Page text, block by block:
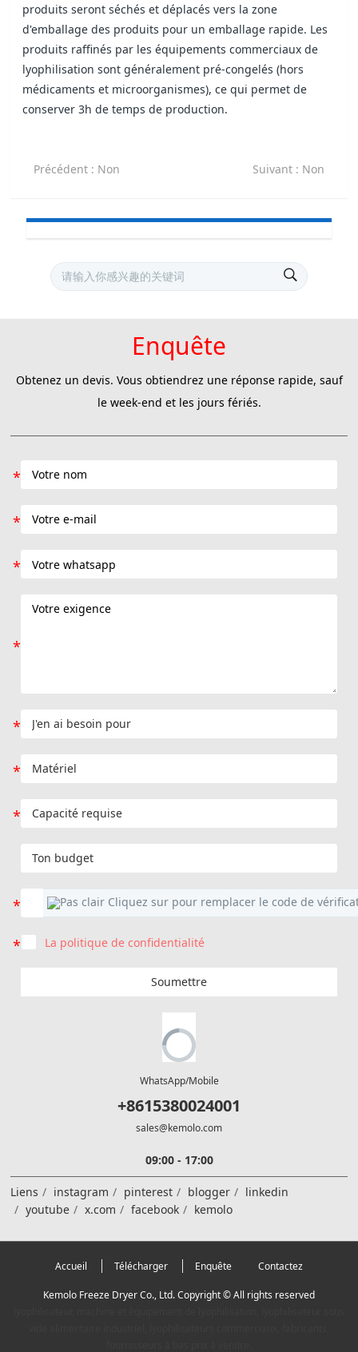
produits seront séchés et déplacés vers la zone
d'emballage des produits pour un emballage rapide. Les
produits raffinés par les équipements commerciaux de
lyophilisation sont généralement pré-congelés (hors
médicaments et microorganismes), ce qui permet de
conserver 3h de temps de production.
Précédent : Non Suivant : Non
Enquête
Obtenez un devis. Vous obtiendrez une réponse rapide, sauf
le week-end et les jours fériés.
La politique de confidentialité
Soumettre
WhatsApp/Mobile
+8615380024001
sales@kemolo.com
09:00 - 17:00
Liens instagram pinterest blogger
linkedin
youtube
x.com facebook kemolo
Accueil Télécharger Enquête Contactez
Kemolo Freeze Dryer Co., Ltd. Copyright © All rights reserved